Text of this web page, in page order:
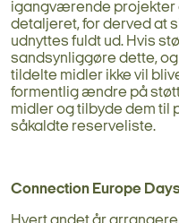
igangværende projekter
detaljeret, for derved at
udnyttes fuldt ud. Hvis
sandsynliggøre dette,
tildelte midler ikke vil
formentlig ændre på
midler og tilbyde dem til
såkaldte reserveliste.
Connection Europe